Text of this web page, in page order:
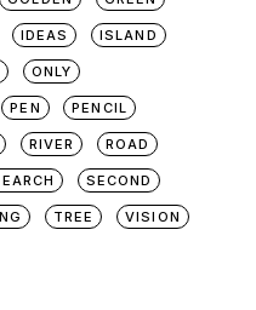
IDEAS ISLAND
ONLY
PEN PENCIL
RIVER ROAD
SECOND
TREE VISION